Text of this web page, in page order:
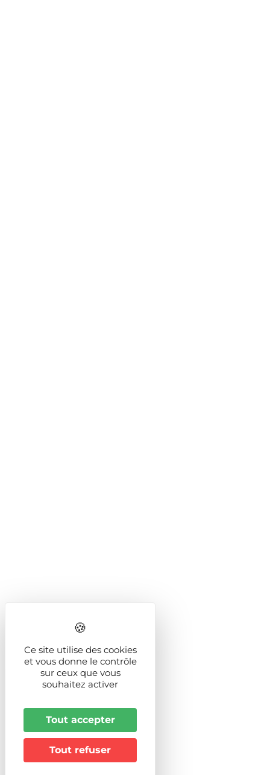
Ce site utilise des cookies
et vous donne le contrôle
sur ceux que vous
souhaitez activer
Tout accepter
Tout refuser